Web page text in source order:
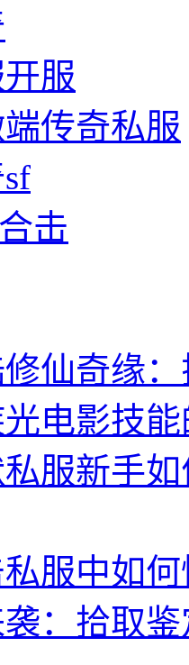
服
传奇私服
击
仙奇缘
电影技
服新手
服中如
：拾取